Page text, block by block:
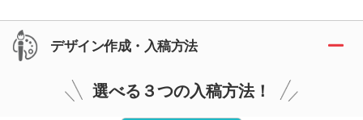
デザイン作成・入稿方法
選べる３つの入稿方法！